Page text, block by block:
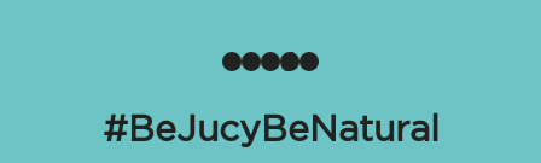
#BeJucyBeNatural